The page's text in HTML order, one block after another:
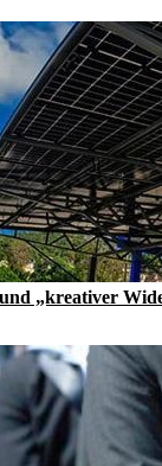
„kreativer